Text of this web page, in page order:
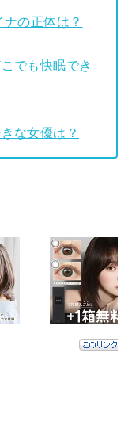
の正体は？
でも快眠でき
な女優は？